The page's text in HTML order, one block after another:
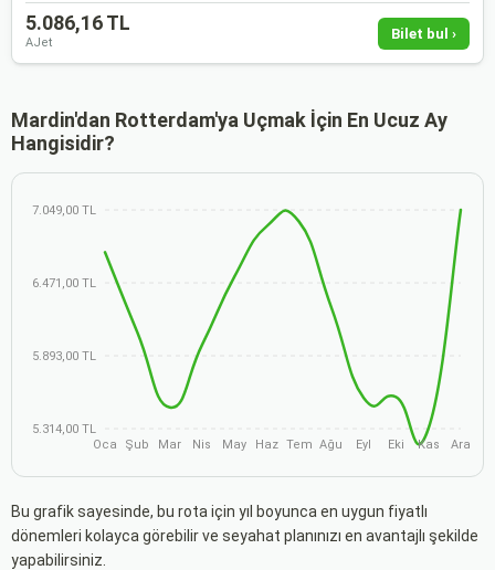
5.086,16 TL
AJet
Bilet bul ›
Mardin'dan Rotterdam'ya Uçmak İçin En Ucuz Ay
Hangisidir?
7.049,00 TL
6.471,00 TL
5.893,00 TL
5.314,00 TL
Oca
Şub Mar Nis May Haz Tem Ağu Eyl Eki Kas Ara
Bu grafik sayesinde, bu rota için yıl boyunca en uygun fiyatlı
dönemleri kolayca görebilir ve seyahat planınızı en avantajlı şekilde
yapabilirsiniz.